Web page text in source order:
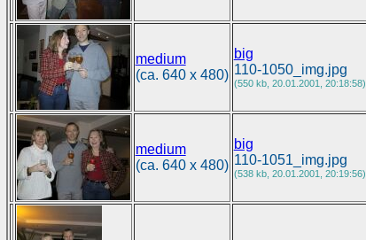
medium
(ca. 640 x 480)
big
110-1050_img.jpg
(550 kb, 20.01.2001, 20:18:58)
medium
(ca. 640 x 480)
big
110-1051_img.jpg
(538 kb, 20.01.2001, 20:19:56)